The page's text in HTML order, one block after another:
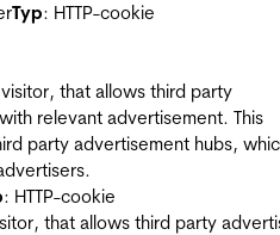
Typ: HTTP-cookie
that allows third party
relevant advertisement. This
party advertisement hubs,
: HTTP-cookie
that allows third party